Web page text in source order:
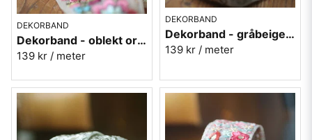
DEKORBAND
Dekorband - oblekt organza med blommor
139 kr / meter
DEKORBAND
Dekorband - gråbeige organza med blommor
139 kr / meter